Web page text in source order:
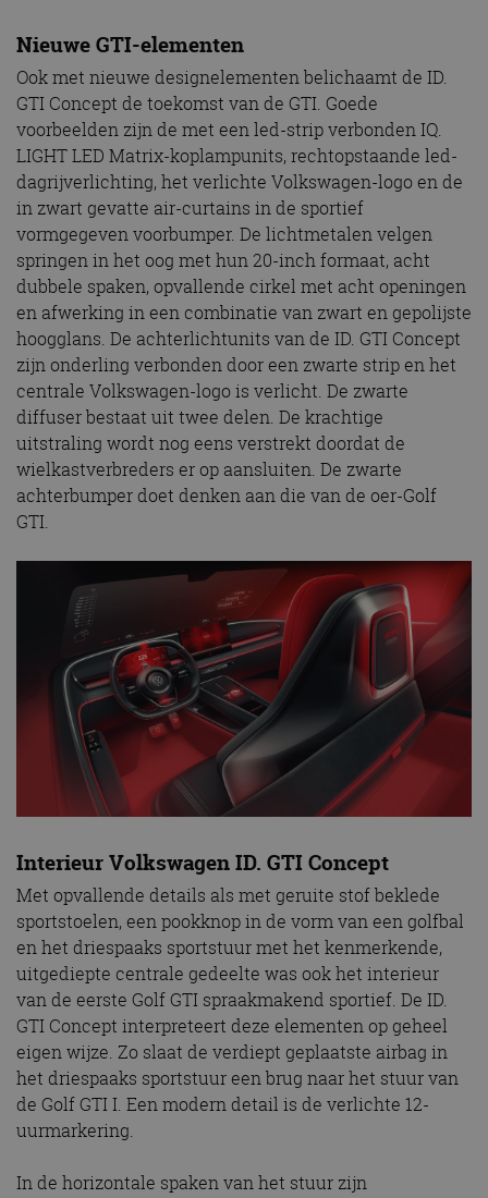
Nieuwe GTI-elementen
Ook met nieuwe designelementen belichaamt de ID.
GTI Concept de toekomst van de GTI. Goede
voorbeelden zijn de met een led-strip verbonden IQ.
LIGHT LED Matrix-koplampunits, rechtopstaande led-
dagrijverlichting, het verlichte Volkswagen-logo en de
in zwart gevatte air-curtains in de sportief
vormgegeven voorbumper. De lichtmetalen velgen
springen in het oog met hun 20-inch formaat, acht
dubbele spaken, opvallende cirkel met acht openingen
en afwerking in een combinatie van zwart en gepolijste
hoogglans. De achterlichtunits van de ID. GTI Concept
zijn onderling verbonden door een zwarte strip en het
centrale Volkswagen-logo is verlicht. De zwarte
diffuser bestaat uit twee delen. De krachtige
uitstraling wordt nog eens verstrekt doordat de
wielkastverbreders er op aansluiten. De zwarte
achterbumper doet denken aan die van de oer-Golf
GTI.
Interieur Volkswagen ID. GTI Concept
Met opvallende details als met geruite stof beklede
sportstoelen, een pookknop in de vorm van een golfbal
en het driespaaks sportstuur met het kenmerkende,
uitgediepte centrale gedeelte was ook het interieur
van de eerste Golf GTI spraakmakend sportief. De ID.
GTI Concept interpreteert deze elementen op geheel
eigen wijze. Zo slaat de verdiept geplaatste airbag in
het driespaaks sportstuur een brug naar het stuur van
de Golf GTI I. Een modern detail is de verlichte 12-
uurmarkering.
In de horizontale spaken van het stuur zijn